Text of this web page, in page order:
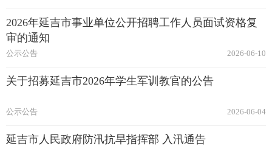
2026年延吉市事业单位公开招聘工作人员面试资格复
审的通知
2026-06-10
公示公告
关于招募延吉市2026年学生军训教官的公告
2026-06-04
公示公告
延吉市人民政府防汛抗旱指挥部 入汛通告